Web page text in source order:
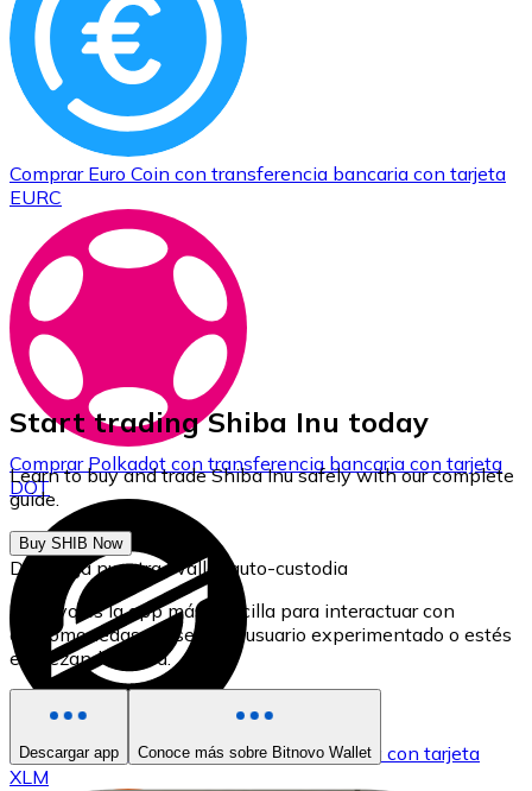
Comprar Euro Coin con transferencia bancaria con tarjeta
EURC
ComprarPolkadot con transferencia bancaria con tarjeta
DOT
ComprarStellarcon transferencia bancaria con tarjeta
XLM
Start trading Shiba Inu today
Learn to buy and trade Shiba Inu safely with our complete
guide.
Buy SHIB Now
Descarga nuestra Wallet auto-custodia
Bitnovo es la app más sencilla para interactuar con
criptomonedas, ya seas un usuario experimentado o estés
empezando ahora.
Descargar app Conoce más sobre Bitnovo Wallet